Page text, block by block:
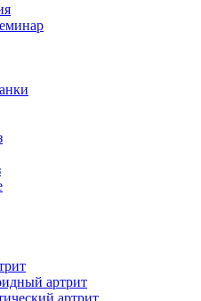
артрит
артрит